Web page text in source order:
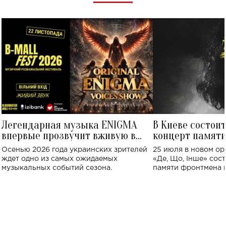
Легендарная музыка ENIGMA
впервые прозвучит вживую в
Украине: где состоится концерт
Осенью 2026 года украинских зрителей
ждет одно из самых ожидаемых
музыкальных событий сезона.
В Киеве
концерт
Клименко:
исполнят песни
25 июля в новом
«Де, Що, Інше»
памяти фронтмена